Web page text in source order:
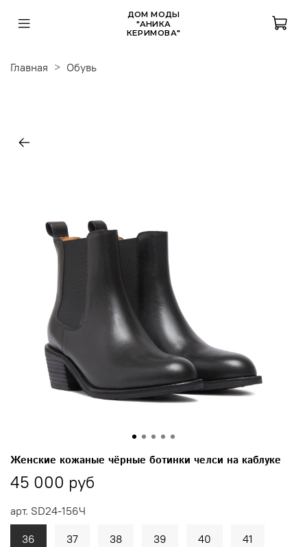
ДОМ МОДЫ
"АНИКА
КЕРИМОВА"
Главная Обувь
арт. SD24-156Ч
Женские кожаные чёрные ботинки челси на каблуке
45 000 руб
36 37 38 39 40 41